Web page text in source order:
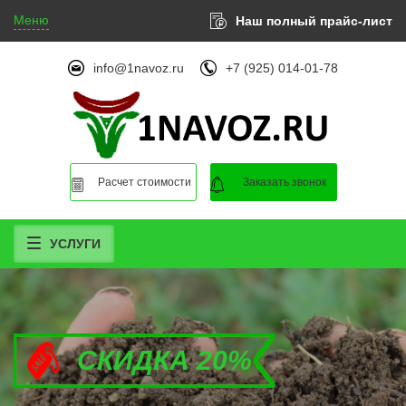
Меню Наш полный прайс-лист
info@1navoz.ru +7 (925) 014-01-78
Расчет стоимости Заказать звонок
УСЛУГИ
СКИДКА 20%
СКИДКА 20%
СКИДКА 20%